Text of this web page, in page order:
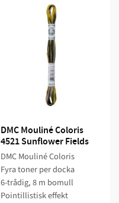
DMC Mouliné Coloris
4521 Sunflower Fields
DMC Mouliné Coloris
Fyra toner per docka
6-trådig, 8 m bomull
Pointillistisk effekt